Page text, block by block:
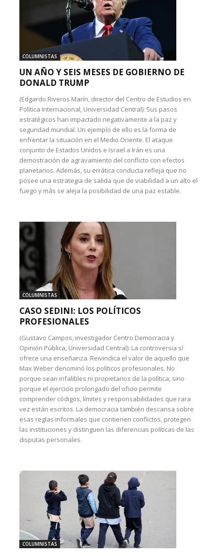
COLUMNISTAS
UN AÑO Y SEIS MESES DE GOBIERNO DE
DONALD TRUMP
(Edgardo Riveros Marín, director del Centro de Estudios en
Política Internacional, Universidad Central): Sus pasos
estratégicos han impactado negativamente a la paz y
seguridad mundial. Un ejemplo de ello es la forma de
enfrentar la situación en el Medio Oriente. El ataque
conjunto de Estados Unidos e Israel a Irán es una
demostración de agravamiento del conflicto con efectos
planetarios. Además, su errática conducta refleja que no
posee una estrategia de salida que de viabilidad a un alto el
fuego y más se aleja la posibilidad de una paz estable.
COLUMNISTAS
CASO SEDINI: LOS POLÍTICOS
PROFESIONALES
(Gustavo Campos, investigador Centro Democracia y
Opinión Pública, Universidad Central): La controversia sí
ofrece una enseñanza. Reivindica el valor de aquello que
Max Weber denominó los políticos profesionales. No
porque sean infalibles ni propietarios de la política, sino
porque el ejercicio prolongado del oficio permite
comprender códigos, límites y responsabilidades que rara
vez están escritos. La democracia también descansa sobre
esas reglas informales que contienen conflictos, protegen
las instituciones y distinguen las diferencias políticas de las
disputas personales.
COLUMNISTAS